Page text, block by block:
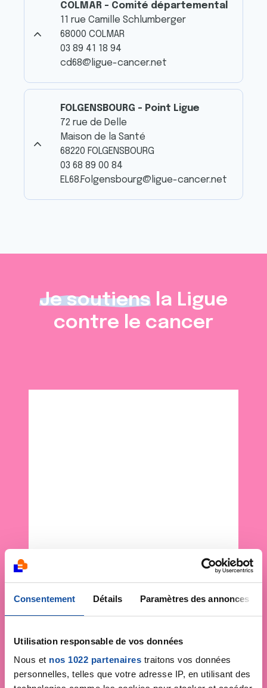
Consentement Détails Paramètres des annonces
Utilisation responsable de vos données
Nous et nos 1022 partenaires traitons vos données
personnelles, telles que votre adresse IP, en utilisant des
COLMAR - Comité départemental
11 rue Camille Schlumberger
68000 COLMAR
03 89 41 18 94
cd68@ligue-cancer.net
FOLGENSBOURG - Point Ligue
72 rue de Delle
Maison de la Santé
68220 FOLGENSBOURG
03 68 89 00 84
EL68.Folgensbourg@ligue-cancer.net
Je soutiens la Ligue
contre le cancer